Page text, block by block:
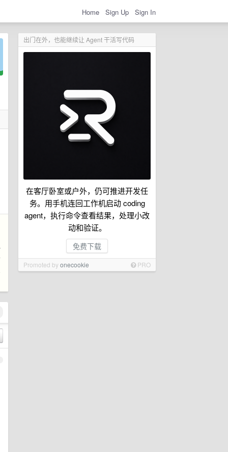
Home Sign Up Sign In
出门在外，也能继续让 Agent 干活写代码
在客厅卧室或户外，仍可推进开发任
务。用手机连回工作机启动 coding
agent，执行命令查看结果，处理小改
动和验证。
免费下载
Promoted byonecookie PRO